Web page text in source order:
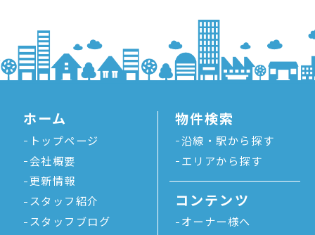
ホーム
トップページ
会社概要
更新情報
スタッフ紹介
スタッフブログ
物件検索
沿線・駅から探す
エリアから探す
コンテンツ
オーナー様へ